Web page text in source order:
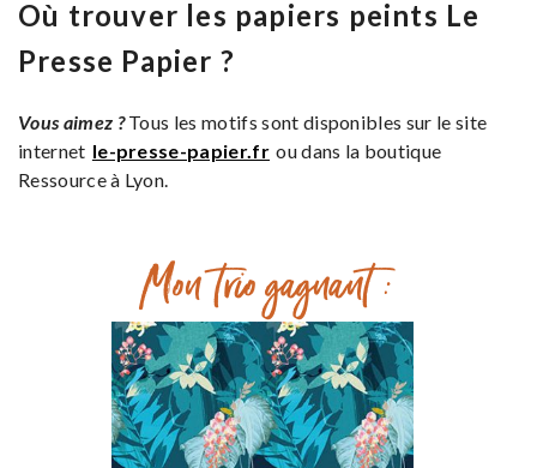
Où trouver les papiers peints Le
Presse Papier ?
Vous aimez ?Tous les motifs sont disponibles sur le site
internet le-presse-papier.fr ou dans la boutique
Ressource à Lyon.
Mon trio gagnant :